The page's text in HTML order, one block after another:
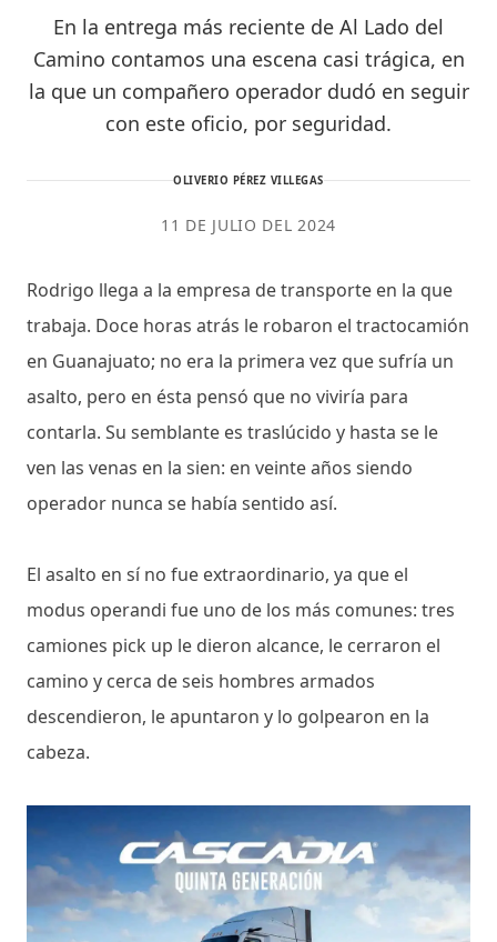
En la entrega más reciente de Al Lado del
Camino contamos una escena casi trágica, en
la que un compañero operador dudó en seguir
con este oficio, por seguridad.
OLIVERIO PÉREZ VILLEGAS
11 DE JULIO DEL 2024
Rodrigo llega a la empresa de transporte en la que
trabaja. Doce horas atrás le robaron el tractocamión
en Guanajuato; no era la primera vez que sufría un
asalto, pero en ésta pensó que no viviría para
contarla. Su semblante es traslúcido y hasta se le
ven las venas en la sien: en veinte años siendo
operador nunca se había sentido así.
El asalto en sí no fue extraordinario, ya que el
modus operandi fue uno de los más comunes: tres
camiones pick up le dieron alcance, le cerraron el
camino y cerca de seis hombres armados
descendieron, le apuntaron y lo golpearon en la
cabeza.